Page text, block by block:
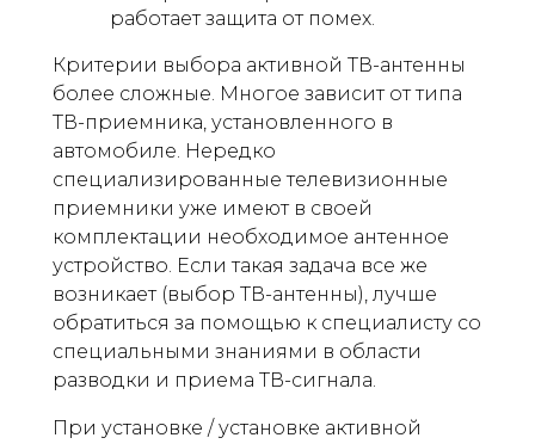
работает защита от помех.
Критерии выбора активной ТВ-антенны
более сложные. Многое зависит от типа
ТВ-приемника, установленного в
автомобиле. Нередко
специализированные телевизионные
приемники уже имеют в своей
комплектации необходимое антенное
устройство. Если такая задача все же
возникает (выбор ТВ-антенны), лучше
обратиться за помощью к специалисту со
специальными знаниями в области
разводки и приема ТВ-сигнала.
При установке / установке активной